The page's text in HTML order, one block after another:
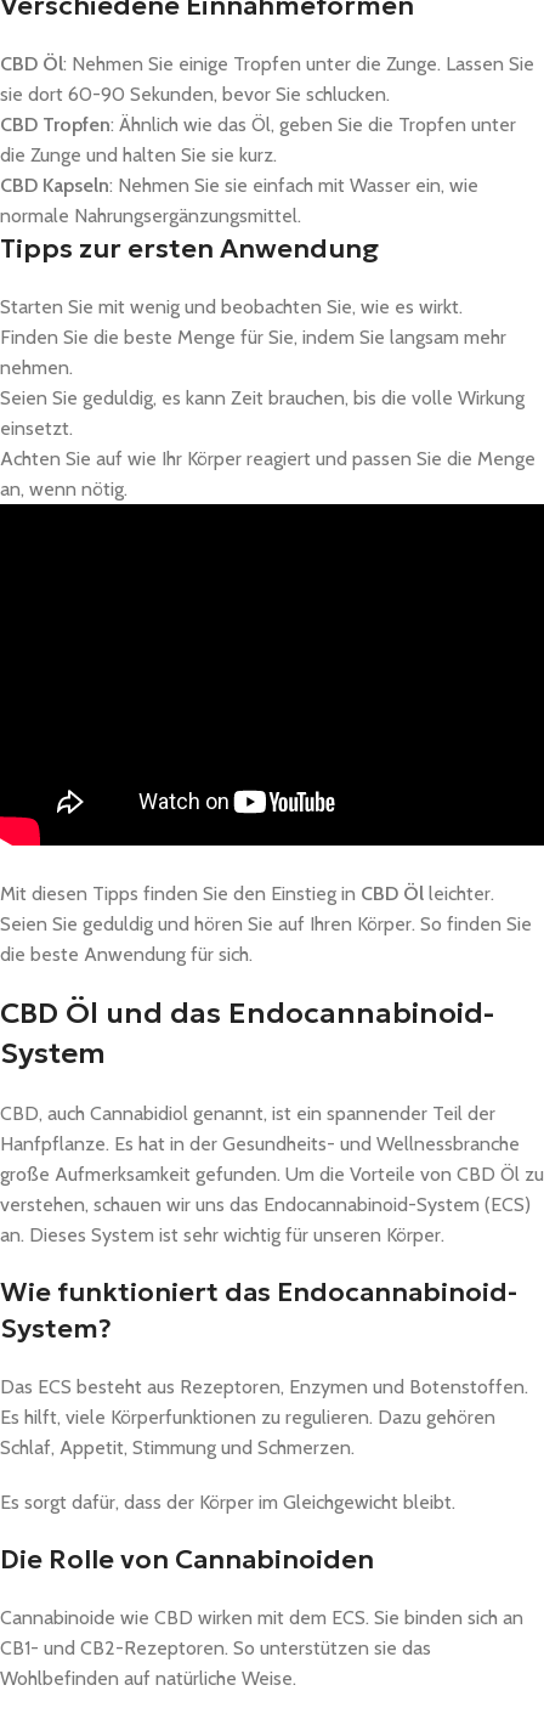
CBD Öl: Nehmen Sie einige Tropfen unter die Zunge. Lassen Sie
sie dort 60-90 Sekunden, bevor Sie schlucken.
CBD Tropfen: Ähnlich wie das Öl, geben Sie die Tropfen unter
die Zunge und halten Sie sie kurz.
CBD Kapseln: Nehmen Sie sie einfach mit Wasser ein, wie
normale Nahrungsergänzungsmittel.
Tipps zur ersten Anwendung
Starten Sie mit wenig und beobachten Sie, wie es wirkt.
Finden Sie die beste Menge für Sie, indem Sie langsam mehr
nehmen.
Seien Sie geduldig, es kann Zeit brauchen, bis die volle Wirkung
einsetzt.
Achten Sie auf wie Ihr Körper reagiert und passen Sie die Menge
an, wenn nötig.
Mit diesen Tipps finden Sie den Einstieg in CBD Öl leichter.
Seien Sie geduldig und hören Sie auf Ihren Körper. So finden Sie
die beste Anwendung für sich.
CBD Öl und das Endocannabinoid-
System
CBD, auch Cannabidiol genannt, ist ein spannender Teil der
Hanfpflanze. Es hat in der Gesundheits- und Wellnessbranche
große Aufmerksamkeit gefunden. Um die Vorteile von CBD Öl zu
verstehen, schauen wir uns das Endocannabinoid-System (ECS)
an. Dieses System ist sehr wichtig für unseren Körper.
Wie funktioniert das Endocannabinoid-
System?
Das ECS besteht aus Rezeptoren, Enzymen und Botenstoffen.
Es hilft, viele Körperfunktionen zu regulieren. Dazu gehören
Schlaf, Appetit, Stimmung und Schmerzen.
Es sorgt dafür, dass der Körper im Gleichgewicht bleibt.
Die Rolle von Cannabinoiden
Cannabinoide wie CBD wirken mit dem ECS. Sie binden sich an
CB1- und CB2-Rezeptoren. So unterstützen sie das
Wohlbefinden auf natürliche Weise.